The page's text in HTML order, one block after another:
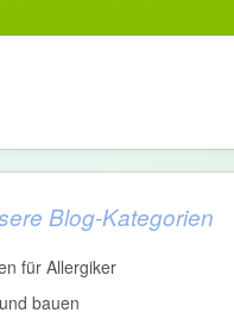
Blog-Kategorien
für Allergiker
bauen